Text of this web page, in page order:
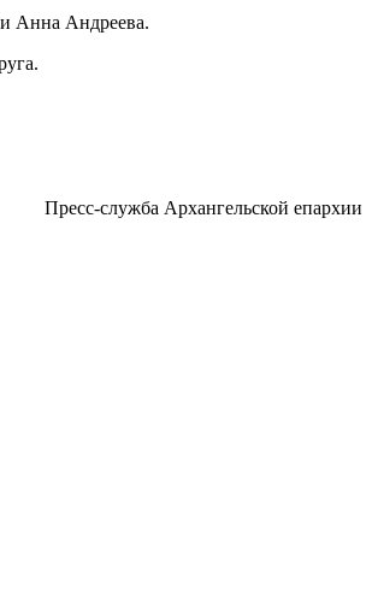
Анна Андреева.
Пресс-служба Архангельской епархии